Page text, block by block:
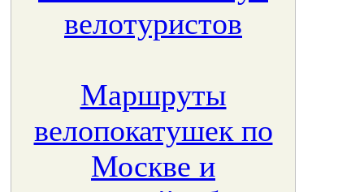
велотуристов
Маршруты
велопокатушек по
Москве и